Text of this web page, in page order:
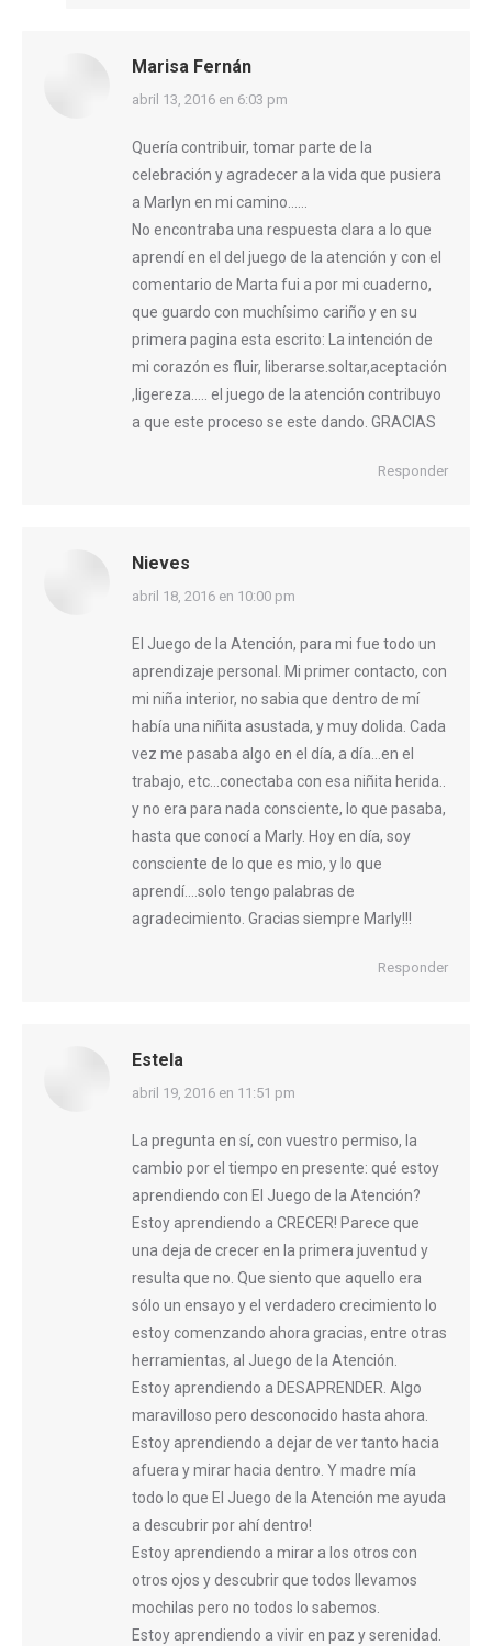
Marisa Fernán
dice:
abril 13, 2016 en 6:03 pm
Quería contribuir, tomar parte de la
celebración y agradecer a la vida que pusiera
a Marlyn en mi camino……
No encontraba una respuesta clara a lo que
aprendí en el del juego de la atención y con el
comentario de Marta fui a por mi cuaderno,
que guardo con muchísimo cariño y en su
primera pagina esta escrito: La intención de
mi corazón es fluir, liberarse.soltar,aceptación
,ligereza….. el juego de la atención contribuyo
a que este proceso se este dando. GRACIAS
Responder
Nieves
dice:
abril 18, 2016 en 10:00 pm
El Juego de la Atención, para mi fue todo un
aprendizaje personal. Mi primer contacto, con
mi niña interior, no sabia que dentro de mí
había una niñita asustada, y muy dolida. Cada
vez me pasaba algo en el día, a día…en el
trabajo, etc…conectaba con esa niñita herida..
y no era para nada consciente, lo que pasaba,
hasta que conocí a Marly. Hoy en día, soy
consciente de lo que es mio, y lo que
aprendí….solo tengo palabras de
agradecimiento. Gracias siempre Marly!!!
Responder
Estela
dice:
abril 19, 2016 en 11:51 pm
La pregunta en sí, con vuestro permiso, la
cambio por el tiempo en presente: qué estoy
aprendiendo con El Juego de la Atención?
Estoy aprendiendo a CRECER! Parece que
una deja de crecer en la primera juventud y
resulta que no. Que siento que aquello era
sólo un ensayo y el verdadero crecimiento lo
estoy comenzando ahora gracias, entre otras
herramientas, al Juego de la Atención.
Estoy aprendiendo a DESAPRENDER. Algo
maravilloso pero desconocido hasta ahora.
Estoy aprendiendo a dejar de ver tanto hacia
afuera y mirar hacia dentro. Y madre mía
todo lo que El Juego de la Atención me ayuda
a descubrir por ahí dentro!
Estoy aprendiendo a mirar a los otros con
otros ojos y descubrir que todos llevamos
mochilas pero no todos lo sabemos.
Estoy aprendiendo a vivir en paz y serenidad.